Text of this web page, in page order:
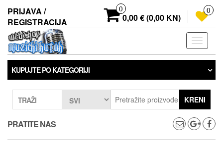
sadržaj
PRIJAVA /
REGISTRACIJA
0
0,00 € (0,00 KN)
0
KUPUJTE PO KATEGORIJI
TRAŽI KRENI
PRATITE NAS